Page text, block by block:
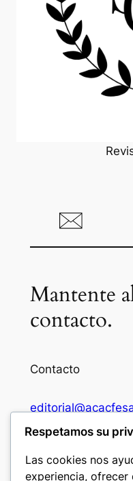
Mantente
contacto.
Contacto
Respetamos su
Las cookies nos
experiencia,